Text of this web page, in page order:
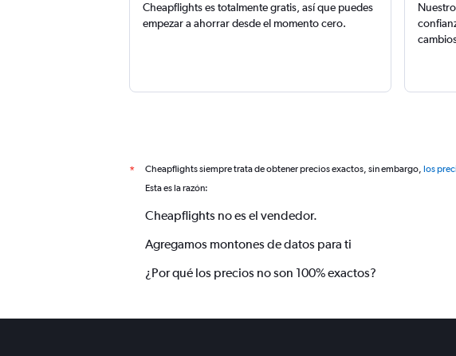
Cheapflights es totalmente gratis, así que puedes
empezar a ahorrar desde el momento cero.
* Cheapflights siempre trata de obtener precios exactos, sin embargo, los
Esta es la razón:
Cheapflights no es el vendedor.
Agregamos montones de datos para ti
¿Por qué los precios no son 100% exactos?